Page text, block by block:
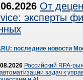
От
эксперты
последние новости
Российский RPA-
задач к